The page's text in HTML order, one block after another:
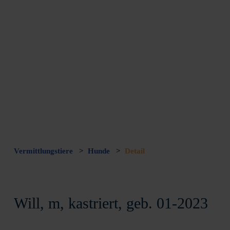
Vermittlungstiere > Hunde > Detail
Will, m, kastriert, geb. 01-2023